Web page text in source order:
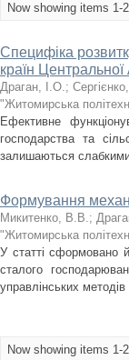
Now showing items 1-
Специфіка
країн Центральної
Драган, І.О.;
"Житомирська
Ефективне
господарства та
залишаються
Формування
Микитенко, В.В.;
"Житомирська
У статті сформовано
сталого
управлінських методів
Now showing items 1-